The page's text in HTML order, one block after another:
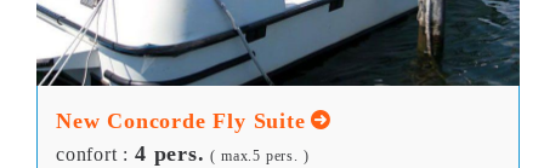
New Concorde Fly Suite
confort : 4 pers. ( max.5 pers. )